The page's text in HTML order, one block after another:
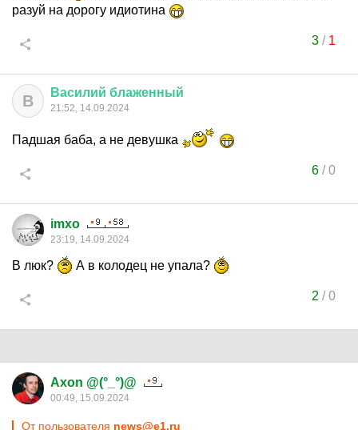
разуй на дорогу идиотина
3/ 1
В Василий блаженный
21:52, 14.09.2024
Падшая баба, а не девушка
6/0
imxo
23:19, 14.09.2024
В люк? А в колодец не упала?
2 /0
Axon @(°_°)@
00:49, 15.09.2024
От пользователя news@e1.ru